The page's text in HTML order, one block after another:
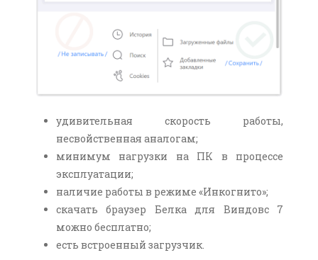
удивительная скорость работы,
несвойственная аналогам;
минимум нагрузки на ПК в процессе
эксплуатации;
наличие работы в режиме «Инкогнито»;
скачать браузер Белка для Виндовс 7
можно бесплатно;
есть встроенный загрузчик.